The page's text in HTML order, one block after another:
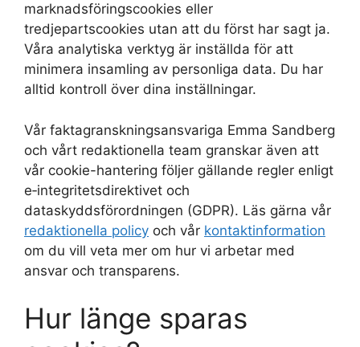
marknadsföringscookies eller
tredjepartscookies utan att du först har sagt ja.
Våra analytiska verktyg är inställda för att
minimera insamling av personliga data. Du har
alltid kontroll över dina inställningar.
Vår faktagranskningsansvariga Emma Sandberg
och vårt redaktionella team granskar även att
vår cookie-hantering följer gällande regler enligt
e‑integritetsdirektivet och
dataskyddsförordningen (GDPR). Läs gärna vår
redaktionella policy och vår kontaktinformation
om du vill veta mer om hur vi arbetar med
ansvar och transparens.
Hur länge sparas